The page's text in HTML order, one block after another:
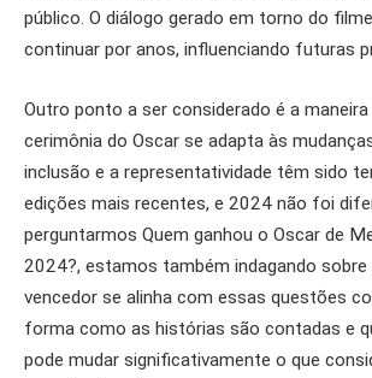
público. O diálogo gerado em torno do
continuar por anos, influenciando futuras
Outro ponto a ser considerado é a
cerimônia do Oscar se adapta às
inclusão e a representatividade têm sido
edições mais recentes, e 2024 não foi
perguntarmos Quem ganhou o Oscar de
2024?, estamos também indagando
vencedor se alinha com essas questões
forma como as histórias são contadas e
pode mudar significativamente o que